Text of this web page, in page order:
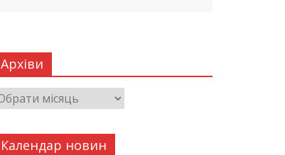
Архіви
Календар новин